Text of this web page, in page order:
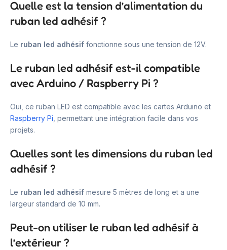
Quelle est la tension d’alimentation du
ruban led adhésif ?
Le ruban led adhésif fonctionne sous une tension de 12V.
Le ruban led adhésif est-il compatible
avec Arduino / Raspberry Pi ?
Oui, ce ruban LED est compatible avec les cartes Arduino et
Raspberry Pi , permettant une intégration facile dans vos
projets.
Quelles sont les dimensions du ruban led
adhésif ?
Le ruban led adhésif mesure 5 mètres de long et a une
largeur standard de 10 mm.
Peut-on utiliser le ruban led adhésif à
l’extérieur ?